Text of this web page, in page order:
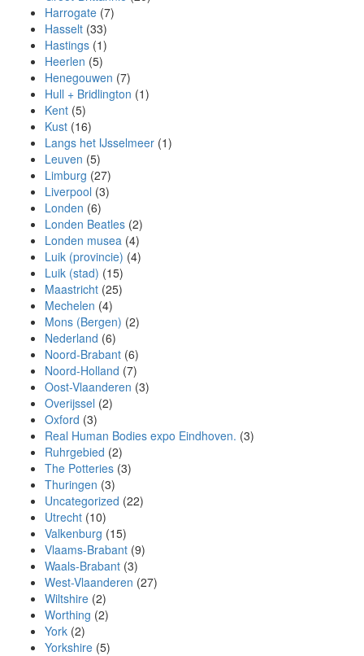
Harrogate (7)
Hasselt (33)
Hastings (1)
Heerlen (5)
Henegouwen (7)
Hull + Bridlington (1)
Kent (5)
Kust (16)
Langs het IJsselmeer (1)
Leuven (5)
Limburg (27)
Liverpool (3)
Londen (6)
Londen Beatles (2)
Londen musea (4)
Luik (provincie) (4)
Luik (stad) (15)
Maastricht (25)
Mechelen (4)
Mons (Bergen) (2)
Nederland (6)
Noord-Brabant (6)
Noord-Holland (7)
Oost-Vlaanderen (3)
Overijssel (2)
Oxford (3)
Real Human Bodies expo Eindhoven. (3)
Ruhrgebied (2)
The Potteries (3)
Thuringen (3)
Uncategorized (22)
Utrecht (10)
Valkenburg (15)
Vlaams-Brabant (9)
Waals-Brabant (3)
West-Vlaanderen (27)
Wiltshire (2)
Worthing (2)
York (2)
Yorkshire (5)